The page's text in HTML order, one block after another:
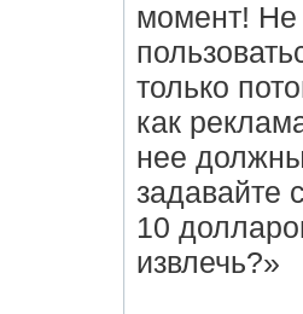
момент! Не
только
как
нее
задавайте
10
извлечь?»